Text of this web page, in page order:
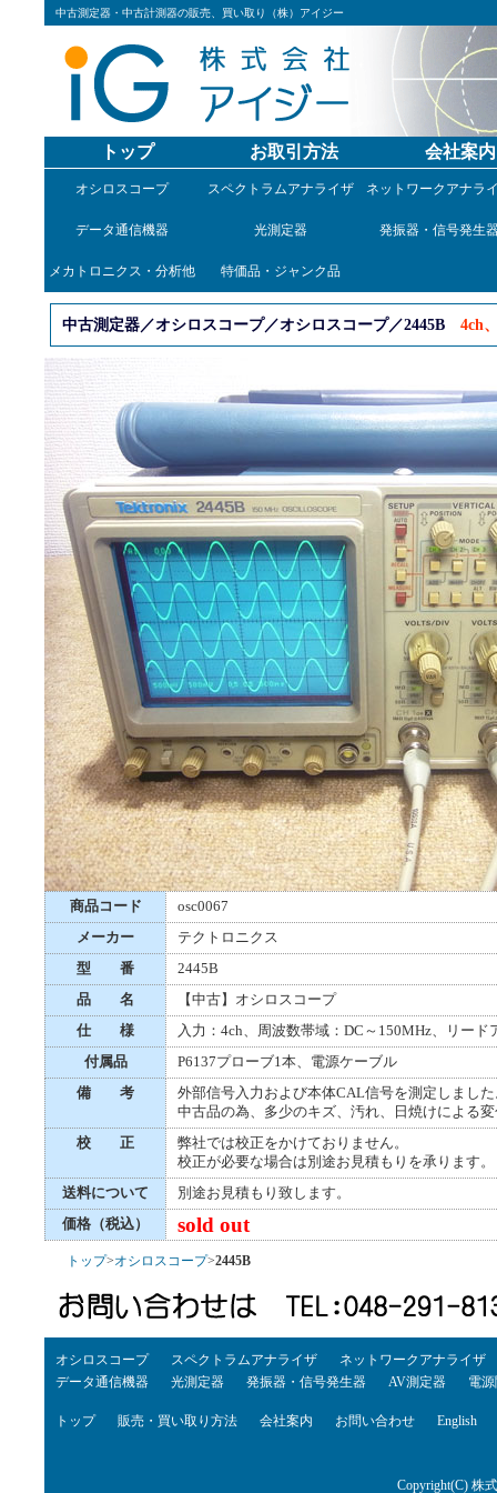
中古測定器・中古計測器の販売、買い取り（株）アイジー
トップ お取引方法 会社案内
オシロスコープ スペクトラムアナライザ ネットワークアナラ
データ通信機器 光測定器 発振器・信号発生
メカトロニクス・分析他 特価品・ジャンク品
中古測定器／オシロスコープ／オシロスコープ／2445B 4ch
商品コード
osc0067
メーカー
テクトロニクス
型 番
2445B
品 名
【中古】オシロスコープ
仕 様
入力：4ch、周波数帯域：DC～150MHz、リー
付属品
P6137プローブ1本、電源ケーブル
備 考
外部信号入力および本体CAL信号を測定しまし
中古品の為、多少のキズ、汚れ、日焼けによる
校 正
弊社では校正をかけておりません。
校正が必要な場合は別途お見積もりを承ります。
送料について
別途お見積もり致します。
価格（税込）
sold out
トップ>オシロスコープ>2445B
オシロスコープ スペクトラムアナライザ
ネットワークアナライザ
データ通信機器
光測定器 発振器・信号発生器 AV測定器 電
トップ 販売・買い取り方法 会社案内 お問い合わせ English
Copyright(C) 株